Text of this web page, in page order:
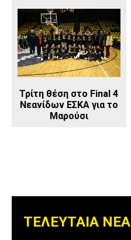
Τρίτη θέση στο Final 4
Νεανίδων ΕΣΚΑ για το
Μαρούσι
ΤΕΛΕΥΤΑΙΑ ΝΕΑ